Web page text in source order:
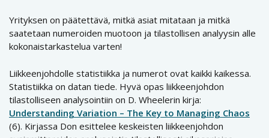
Yrityksen on päätettävä, mitkä asiat mitataan ja mitkä
saatetaan numeroiden muotoon ja tilastollisen analyysin alle
kokonaistarkastelua varten!
Liikkeenjohdolle statistiikka ja numerot ovat kaikki kaikessa.
Statistiikka on datan tiede. Hyvä opas liikkeenjohdon
tilastolliseen analysointiin on D. Wheelerin kirja:
Understanding Variation – The Key to Managing Chaos
(6). Kirjassa Don esittelee keskeisten liikkeenjohdon